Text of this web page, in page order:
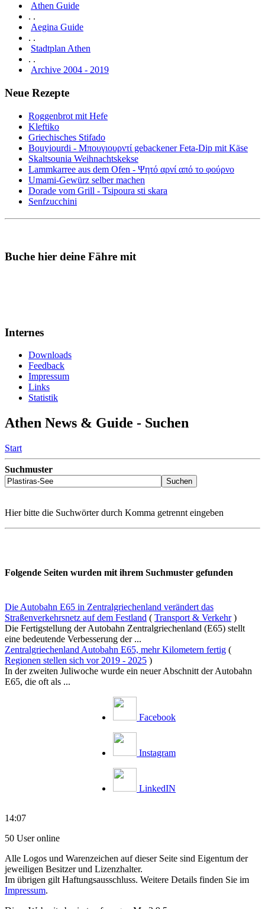
Athen Guide
. .
Aegina Guide
. .
Stadtplan Athen
. .
Archive 2004 - 2019
Neue Rezepte
Roggenbrot mit Hefe
Kleftiko
Griechisches Stifado
Bouyiourdi - Μπουγιουρντί gebackener Feta-Dip mit Käse
Skaltsounia Weihnachtskekse
Lammkarree aus dem Ofen - Ψητό αρνί από το φούρνο
Umami-Gewürz selber machen
Dorade vom Grill - Tsipoura sti skara
Senfzucchini
Buche hier deine Fähre mit
Internes
Downloads
Feedback
Impressum
Links
Statistik
Athen News & Guide - Suchen
Start
Suchmuster
Hier bitte die Suchwörter durch Komma getrennt eingeben
Folgende Seiten wurden mit ihrem Suchmuster gefunden
Die Autobahn E65 in Zentralgriechenland verändert das
Straßenverkehrsnetz auf dem Festland ( Transport & Verkehr)
Die Fertigstellung der Autobahn Zentralgriechenland (E65) stellt
eine bedeutende Verbesserung der ...
Zentralgriechenland Autobahn E65, mehr Kilometern fertig (
Regionen stellen sich vor 2019 - 2025 )
In der zweiten Juliwoche wurde ein neuer Abschnitt der Autobahn
E65, die oft als ...
Facebook
Instagram
LinkedIN
14:07
50 User online
Alle Logos und Warenzeichen auf dieser Seite sind Eigentum der
jeweiligen Besitzer und Lizenzhalter.
Im übrigen gilt Haftungsausschluss. Weitere Details finden Sie im
Impressum.